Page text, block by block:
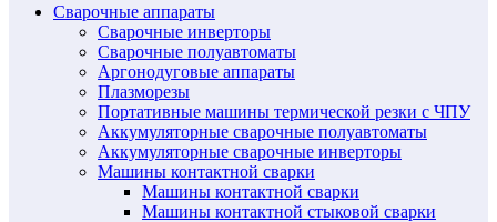
Сварочные аппараты
Сварочные инверторы
Сварочные полуавтоматы
Аргонодуговые аппараты
Плазморезы
Портативные машины термической резки с ЧПУ
Аккумуляторные сварочные полуавтоматы
Аккумуляторные сварочные инверторы
Машины контактной сварки
Машины контактной сварки
Машины контактной стыковой сварки